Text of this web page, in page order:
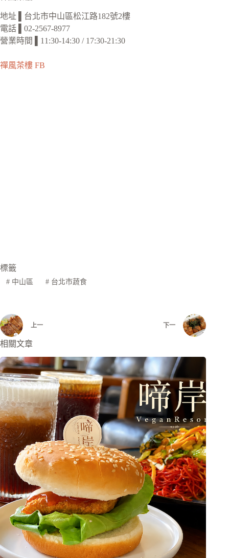
地址 ▌台北市中山區松江路182號2樓
電話 ▌02-2567-8977
營業時間 ▌11:30-14:30 / 17:30-21:30
禪風茶樓 FB
標籤
#中山區 #台北市蔬食
上一 下一
相關文章